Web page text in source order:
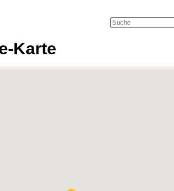
Karte